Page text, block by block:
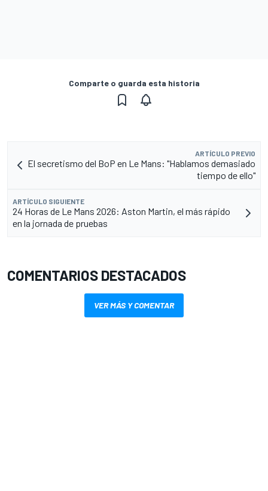
Comparte o guarda esta historia
ARTÍCULO PREVIO
El secretismo del BoP en Le Mans: "Hablamos demasiado
tiempo de ello"
ARTÍCULO SIGUIENTE
24 Horas de Le Mans 2026: Aston Martin, el más rápido
en la jornada de pruebas
COMENTARIOS DESTACADOS
VER MÁS Y COMENTAR